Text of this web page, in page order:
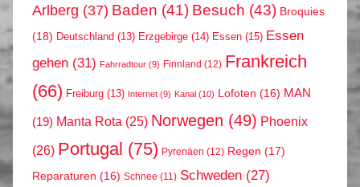
Arlberg (37) Baden (41) Besuch (43) Broquies
(18) Deutschland (13) Erzgebirge (14) Essen (15) Essen
gehen (31) Fahrradtour (9) Finnland (12) Frankreich
(66) Freiburg (13) Internet (9) Kanal (10) Lofoten (16) MAN
(19) Manta Rota (25) Norwegen (49) Phoenix
(26) Portugal (75) Pyrenäen (12) Regen (17)
Reparaturen (16) Schnee (11) Schweden (27)